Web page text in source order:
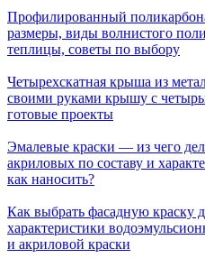
Профилированный
размеры, виды волнистого
теплицы, советы по выбору
Четырехскатная крыша из
своими руками крышу с
готовые проекты
Эмалевые краски — из чего
акриловых по составу и
как наносить?
Как выбрать фасадную краску
характеристики
и акриловой краски